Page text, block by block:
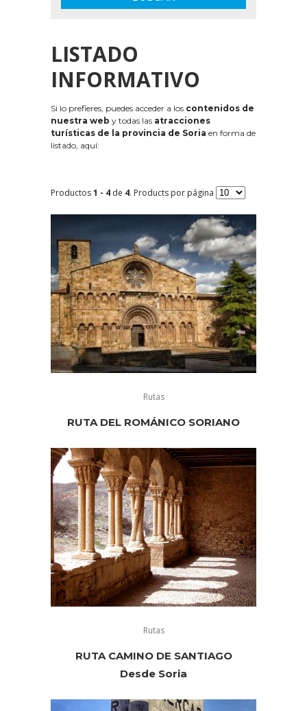
LISTADO
INFORMATIVO
Si lo prefieres, puedes acceder a los contenidos de
nuestra web y todas las atracciones
turísticas de la provincia de Soria en forma de
listado, aquí:
Productos1 - 4 de 4. Products por página
Rutas
RUTA DEL ROMÁNICO SORIANO
Rutas
RUTA CAMINO DE SANTIAGO
Desde Soria